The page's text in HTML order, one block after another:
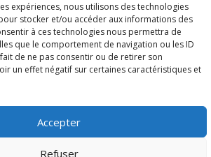
expériences, nous utilisons des technologies
stocker et/ou accéder aux informations des
à ces technologies nous permettra de
que le comportement de navigation ou les ID
de ne pas consentir ou de retirer son
un effet négatif sur certaines caractéristiques et
Accepter
Refuser
des Structures
à l’autocréation d’emploi (SAACE)
infirmier :quels indicateurs